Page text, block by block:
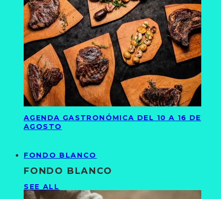
AGENDA GASTRONÓMICA DEL 10 A 16 DE
AGOSTO
FONDO BLANCO
FONDO BLANCO
SEE ALL